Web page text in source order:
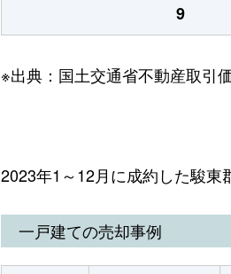
9
※出典：国土交通省不動産取引
2023年1～12月に成約した駿東
一戸建ての売却事例